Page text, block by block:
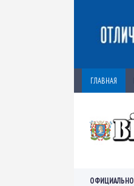
ГЛАВНАЯ
ОФИЦИАЛЬНО